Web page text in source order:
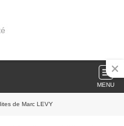
MENU
de Marc LEVY